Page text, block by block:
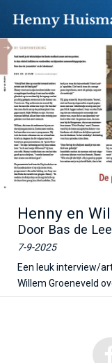
Home
Henny en
Door Bas de
7-9-2025
Een leuk interview/
Willem Groeneveld